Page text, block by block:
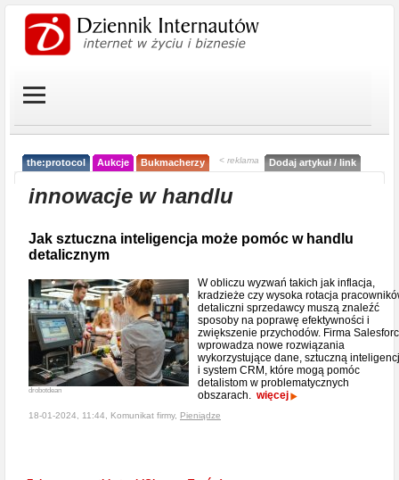
the:protocol Aukcje Bukmacherzy < reklama Dodaj artykuł / link
innowacje w handlu
Jak sztuczna inteligencja może pomóc w handlu
detalicznym
drobotdean
W obliczu wyzwań takich jak inflacja,
kradzieże czy wysoka rotacja
detaliczni sprzedawcy muszą znaleźć
sposoby na poprawę efektywności i
zwiększenie przychodów. Firma
wprowadza nowe rozwiązania
wykorzystujące dane, sztuczną
i system CRM, które mogą pomóc
detalistom w problematycznych
obszarach. więcej
18-01-2024, 11:44, Komunikat firmy, Pieniądze